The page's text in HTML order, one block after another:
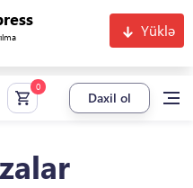
Yüklə
Daxil ol